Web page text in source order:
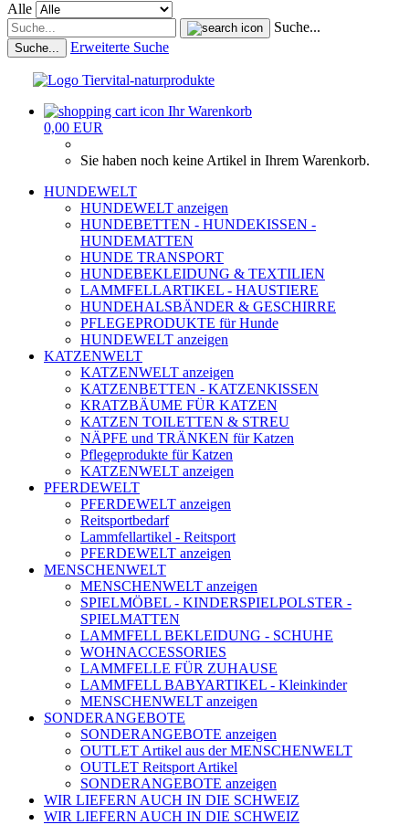
Alle
Suche...
Suche... Erweiterte Suche
Ihr Warenkorb
0,00 EUR
Sie haben noch keine Artikel in Ihrem Warenkorb.
HUNDEWELT
HUNDEWELT anzeigen
HUNDEBETTEN - HUNDEKISSEN -
HUNDEMATTEN
HUNDE TRANSPORT
HUNDEBEKLEIDUNG & TEXTILIEN
LAMMFELLARTIKEL - HAUSTIERE
HUNDEHALSBÄNDER & GESCHIRRE
PFLEGEPRODUKTE für Hunde
HUNDEWELT anzeigen
KATZENWELT
KATZENWELT anzeigen
KATZENBETTEN - KATZENKISSEN
KRATZBÄUME FÜR KATZEN
KATZEN TOILETTEN & STREU
NÄPFE und TRÄNKEN für Katzen
Pflegeprodukte für Katzen
KATZENWELT anzeigen
PFERDEWELT
PFERDEWELT anzeigen
Reitsportbedarf
Lammfellartikel - Reitsport
PFERDEWELT anzeigen
MENSCHENWELT
MENSCHENWELT anzeigen
SPIELMÖBEL - KINDERSPIELPOLSTER -
SPIELMATTEN
LAMMFELL BEKLEIDUNG - SCHUHE
WOHNACCESSORIES
LAMMFELLE FÜR ZUHAUSE
LAMMFELL BABYARTIKEL - Kleinkinder
MENSCHENWELT anzeigen
SONDERANGEBOTE
SONDERANGEBOTE anzeigen
OUTLET Artikel aus der MENSCHENWELT
OUTLET Reitsport Artikel
SONDERANGEBOTE anzeigen
WIR LIEFERN AUCH IN DIE SCHWEIZ
WIR LIEFERN AUCH IN DIE SCHWEIZ